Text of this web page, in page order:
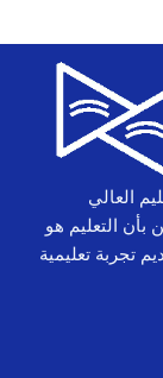
العالي
بأن التعليم هو
تجربة تعليمية